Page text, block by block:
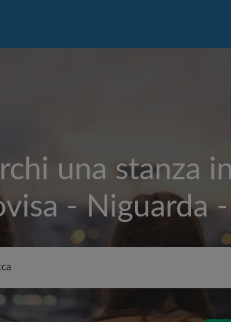
una stanza
- Niguarda